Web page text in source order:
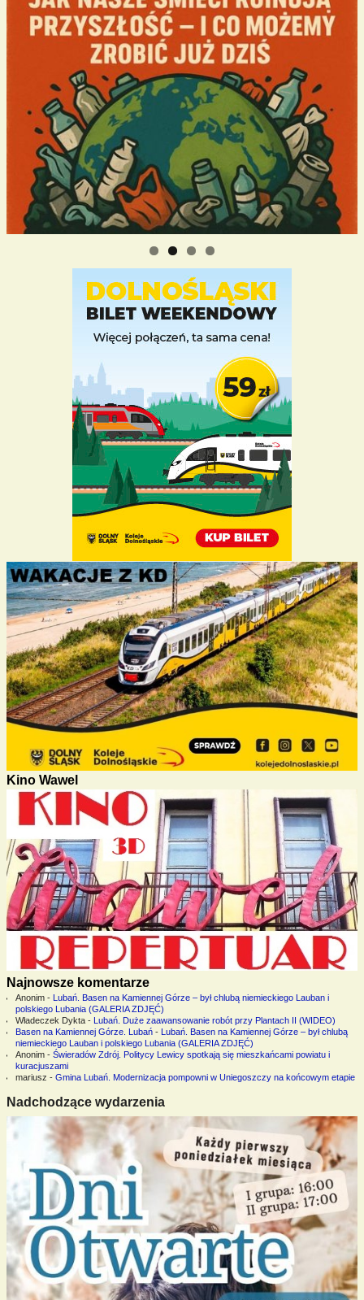
Kino Wawel
Najnowsze komentarze
Anonim- Lubań. Basen na Kamiennej Górze – był chlubą niemieckiego Lauban i
polskiego Lubania (GALERIA ZDJĘĆ)
Władeczek Dykta- Lubań. Duże zaawansowanie robót przy Plantach II (WIDEO)
Basen na Kamiennej Górze. Lubań- Lubań. Basen na Kamiennej Górze – był chlubą
niemieckiego Lauban i polskiego Lubania (GALERIA ZDJĘĆ)
Anonim- Świeradów Zdrój. Politycy Lewicy spotkają się mieszkańcami powiatu i
kuracjuszami
mariusz - Gmina Lubań. Modernizacja pompowni w Uniegoszczy na końcowym etapie
Nadchodzące wydarzenia